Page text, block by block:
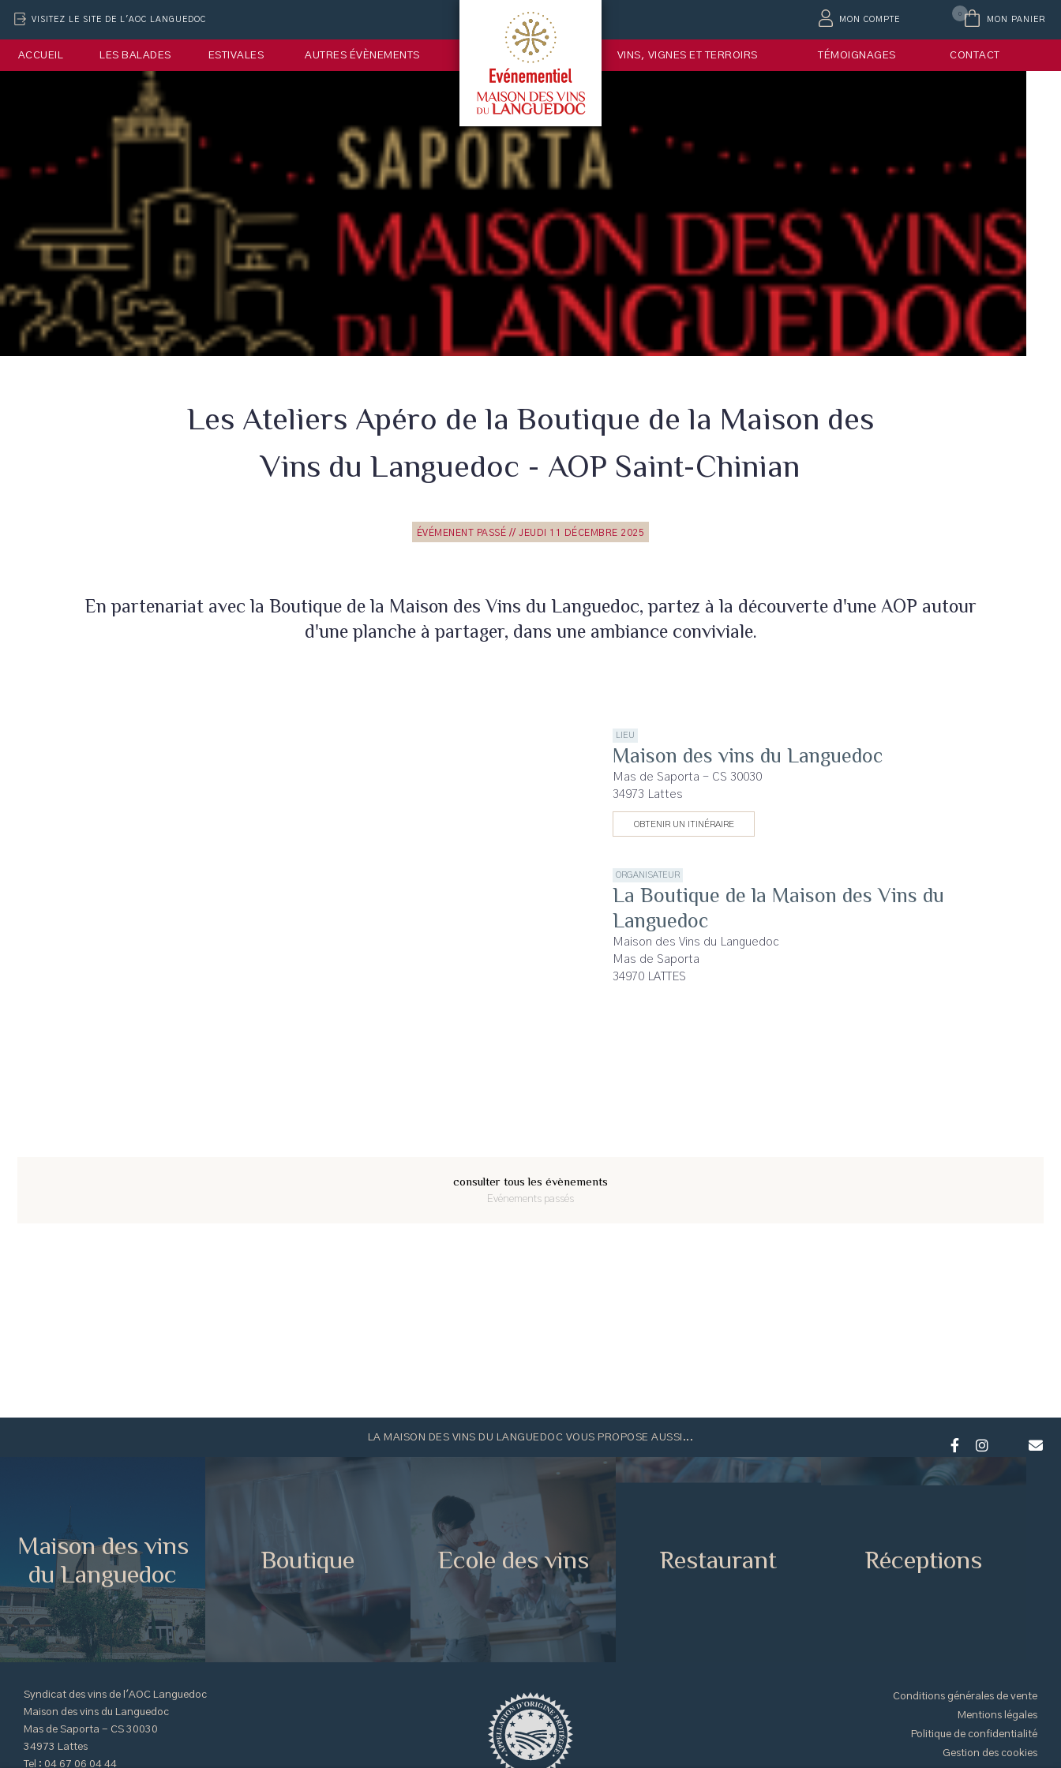
VISITEZ LE SITE DE L'AOC LANGUEDOC MON COMPTE MON PANIER
0
ACCUEIL LES BALADES ESTIVALES AUTRES ÉVÈNEMENTS VINS, VIGNES ET TERROIRS TÉMOIGNAGES CONTACT
Les Ateliers Apéro de la Boutique de la Maison des
Vins du Languedoc - AOP Saint-Chinian
ÉVÉMENENT PASSÉ // JEUDI 11 DÉCEMBRE 2025
En partenariat avec la Boutique de la Maison des Vins du Languedoc, partez à la découverte d'une AOP autour
d'une planche à partager, dans une ambiance conviviale.
LIEU
Maison des vins du Languedoc
Mas de Saporta - CS 30030
34973 Lattes
OBTENIR UN ITINÉRAIRE
ORGANISATEUR
La Boutique de la Maison des Vins du
Languedoc
Maison des Vins du Languedoc
Mas de Saporta
34970 LATTES
consulter tous les évènements
Evénements passés
LA MAISON DES VINS DU LANGUEDOC VOUS PROPOSE AUSSI...
Maison des vins
du Languedoc
Boutique Ecole des vins Restaurant Réceptions
Syndicat des vins de l'AOC Languedoc
Maison des vins du Languedoc
Mas de Saporta - CS 30030
34973 Lattes
Tel : 04 67 06 04 44
Conditions générales de vente
Mentions légales
Politique de confidentialité
Gestion des cookies